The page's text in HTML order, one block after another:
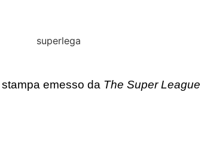
emesso da The Super League